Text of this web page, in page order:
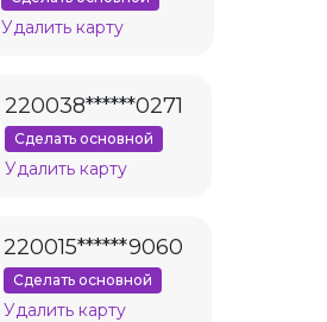
Удалить карту
220038******0271
Сделать основной
Удалить карту
220015******9060
Сделать основной
Удалить карту